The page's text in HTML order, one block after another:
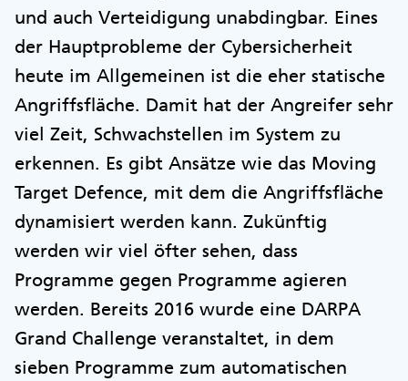
und auch Verteidigung unabdingbar. Eines
der Hauptprobleme der Cybersicherheit
heute im Allgemeinen ist die eher statische
Angriffsfläche. Damit hat der Angreifer sehr
viel Zeit, Schwachstellen im System zu
erkennen. Es gibt Ansätze wie das Moving
Target Defence, mit dem die Angriffsfläche
dynamisiert werden kann. Zukünftig
werden wir viel öfter sehen, dass
Programme gegen Programme agieren
werden. Bereits 2016 wurde eine DARPA
Grand Challenge veranstaltet, in dem
sieben Programme zum automatischen